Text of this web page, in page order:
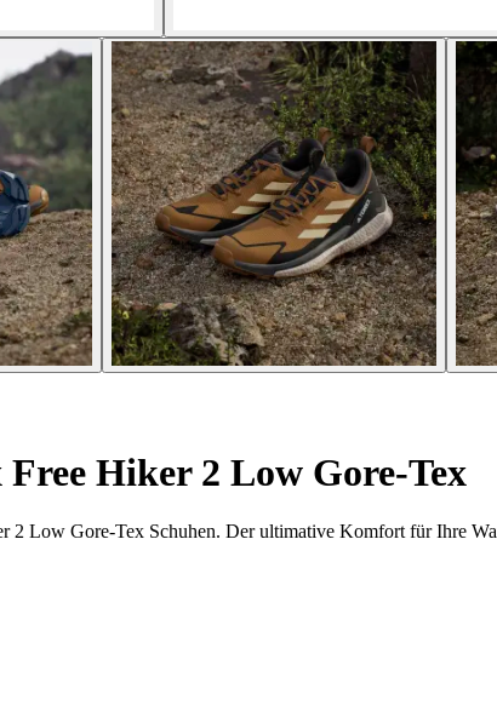
Hiker 2 Low Gore-Tex
2 Low Gore-Tex Schuhen. Der ultimative Komfort für Ihre